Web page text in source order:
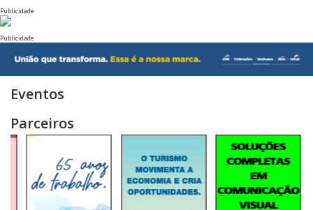
Publicidade
Publicidade
Eventos
Parceiros